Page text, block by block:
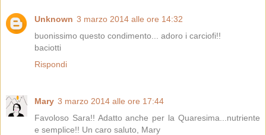
Unknown 3 marzo 2014 alle ore 14:32
buonissimo questo condimento... adoro i carciofi!!
baciotti
Rispondi
Mary 3 marzo 2014 alle ore 17:44
Favoloso Sara!! Adatto anche per la Quaresima...nutriente
e semplice!! Un caro saluto, Mary